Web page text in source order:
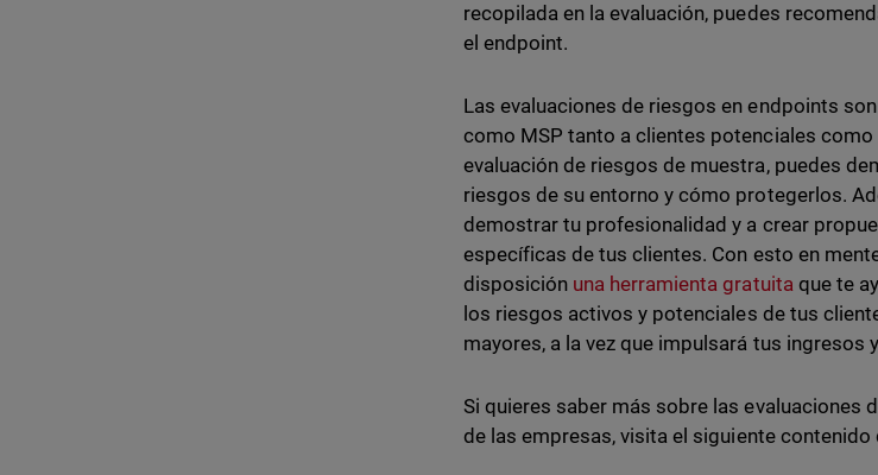
recopilada en la evaluación, puedes
el endpoint.
Las evaluaciones de riesgos en endpoints
como MSP tanto a clientes potenciales
evaluación de riesgos de muestra, puedes
riesgos de su entorno y cómo protegerlos.
demostrar tu profesionalidad y a crear
específicas de tus clientes. Con esto en
disposición una herramienta gratuitaque te
los riesgos activos y potenciales de tus
mayores, a la vez que impulsará tus ingresos
Si quieres saber más sobre las evaluaciones
de las empresas, visita el siguiente contenido